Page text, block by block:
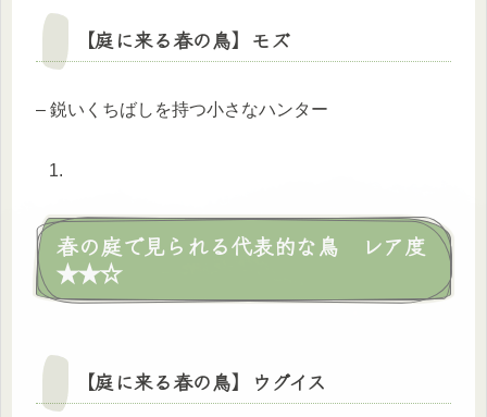
【庭に来る春の鳥】 モズ
– 鋭いくちばしを持つ小さなハンター
春の庭で見られる代表的な鳥 レア度
★★☆
【庭に来る春の鳥】 ウグイス